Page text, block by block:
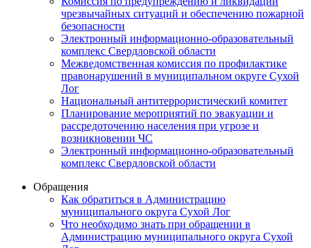
чрезвычайных ситуаций и обеспечению пожарной
безопасности
Электронный информационно-образовательный
комплекс Cвердловской области
Межведомственная комиссия по профилактике
правонарушений в муниципальном округе Сухой
Лог
Национальный антитеррористический комитет
Планирование мероприятий по эвакуации и
рассредоточению населения при угрозе и
возникновении ЧС
Электронный информационно-образовательный
комплекс Свердловской области
Обращения
Как обратиться в Администрацию
муниципального округа Сухой Лог
Что необходимо знать при обращении в
Администрацию муниципального округа Сухой